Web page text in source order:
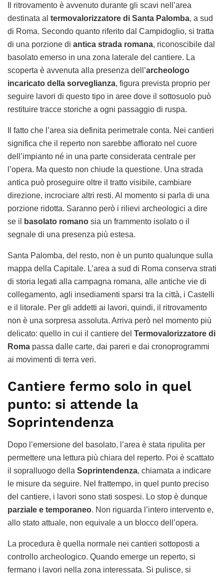
Il ritrovamento è avvenuto durante gli scavi nell’area
destinata al termovalorizzatore di Santa Palomba, a sud
di Roma. Secondo quanto riferito dal Campidoglio, si tratta
di una porzione di antica strada romana, riconoscibile dal
basolato emerso in una zona laterale del cantiere. La
scoperta è avvenuta alla presenza dell’archeologo
incaricato della sorveglianza, figura prevista proprio per
seguire lavori di questo tipo in aree dove il sottosuolo può
restituire tracce storiche a ogni passaggio di ruspa.
Il fatto che l’area sia definita perimetrale conta. Nei cantieri
significa che il reperto non sarebbe affiorato nel cuore
dell’impianto né in una parte considerata centrale per
l’opera. Ma questo non chiude la questione. Una strada
antica può proseguire oltre il tratto visibile, cambiare
direzione, incrociare altri resti. Al momento si parla di una
porzione ridotta. Saranno però i rilievi archeologici a dire
se il
basolato romano sia un frammento isolato o il
segnale di una presenza più estesa.
Santa Palomba, del resto, non è un punto qualunque sulla
mappa della Capitale. L’area a sud di Roma conserva strati
di storia legati alla campagna romana, alle antiche vie di
collegamento, agli insediamenti sparsi tra la città, i Castelli
e il litorale. Per gli addetti ai lavori, quindi, il ritrovamento
non è una sorpresa assoluta. Arriva però nel momento più
delicato: quello in cui il cantiere del Termovalorizzatore di
Roma passa dalle carte, dai pareri e dai cronoprogrammi
ai movimenti di terra veri.
Cantiere fermo solo in quel
punto: si attende la
Soprintendenza
Dopo l’emersione del basolato, l’area è stata ripulita per
permettere una lettura più chiara del reperto. Poi è scattato
il sopralluogo della Soprintendenza, chiamata a indicare
le misure da seguire. Nel frattempo, in quel punto preciso
del cantiere, i lavori sono stati sospesi. Lo stop è dunque
parziale e temporaneo. Non riguarda l’intero intervento e,
allo stato attuale, non equivale a un blocco dell’opera.
La procedura è quella normale nei cantieri sottoposti a
controllo archeologico. Quando emerge un reperto, si
fermano i lavori nella zona interessata. Si pulisce, si